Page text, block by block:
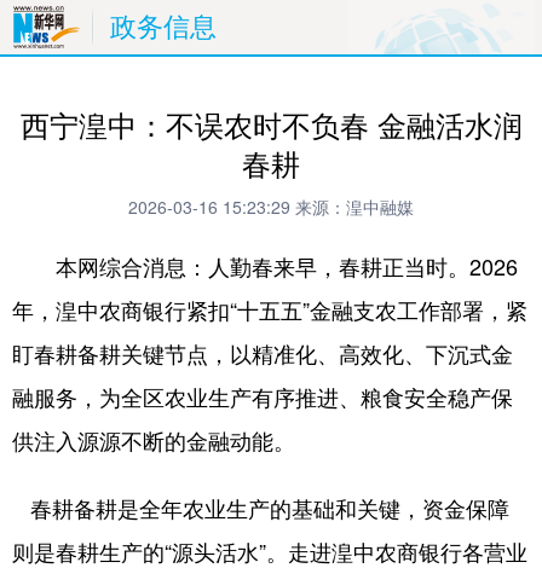
政务信息
西宁湟中：不误农时不负春 金融活水润
春耕
2026-03-16 15:23:29 来源：湟中融媒
本网综合消息：人勤春来早，春耕正当时。2026
年，湟中农商银行紧扣“十五五”金融支农工作部署，紧
盯春耕备耕关键节点，以精准化、高效化、下沉式金
融服务，为全区农业生产有序推进、粮食安全稳产保
供注入源源不断的金融动能。
春耕备耕是全年农业生产的基础和关键，资金保障
则是春耕生产的“源头活水”。走进湟中农商银行各营业